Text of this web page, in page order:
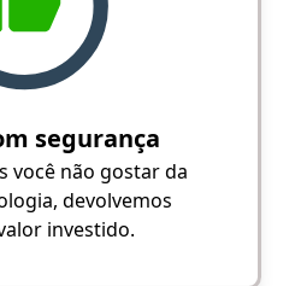
segurança
você não gostar da
devolvemos
investido.